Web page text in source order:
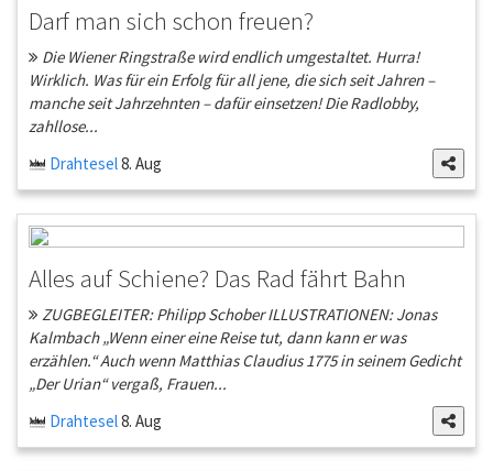
Darf man sich schon freuen?
Die Wiener Ringstraße wird endlich umgestaltet. Hurra!
Wirklich. Was für ein Erfolg für all jene, die sich seit Jahren –
manche seit Jahrzehnten – dafür einsetzen! Die Radlobby,
zahllose...
Drahtesel8. Aug
Alles auf Schiene? Das Rad fährt Bahn
ZUGBEGLEITER: Philipp Schober ILLUSTRATIONEN: Jonas
Kalmbach „Wenn einer eine Reise tut, dann kann er was
erzählen.“ Auch wenn Matthias Claudius 1775 in seinem Gedicht
„Der Urian“ vergaß, Frauen...
Drahtesel8. Aug